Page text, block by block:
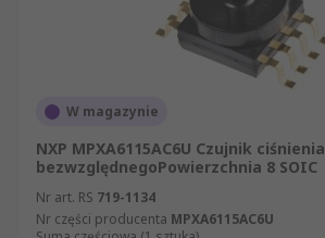
W magazynie
NXP MPXA6115AC6U Czujnik ciśnienia
bezwzględnegoPowierzchnia 8 SOIC
Nr art. RS 719-1134
Nr części producenta MPXA6115AC6U